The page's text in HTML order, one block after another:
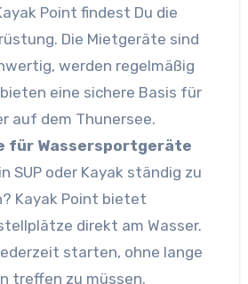
Point findest Du die
Die Mietgeräte sind
werden regelmäßig
eine sichere Basis für
auf dem Thunersee.
für Wassersportgeräte
SUP oder Kayak ständig zu
Kayak Point bietet
direkt am Wasser.
starten, ohne lange
treffen zu müssen.